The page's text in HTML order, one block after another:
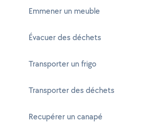
Emmener un meuble
Évacuer des déchets
Transporter un frigo
Transporter des déchets
Recupérer un canapé